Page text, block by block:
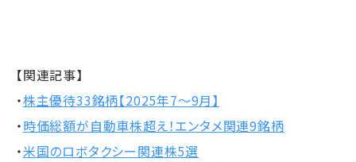
【関連記事】
・株主優待33銘柄【2025年7～9月】
・時価総額が自動車株超え！エンタメ関連9銘柄
・米国のロボタクシー関連株5選